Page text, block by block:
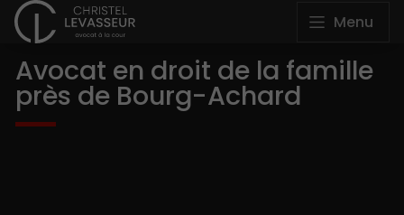
Menu
Avocat en droit de la famille
près de Bourg-Achard